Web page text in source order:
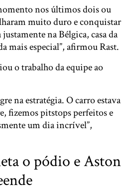
nos últimos dois ou
muito duro e conquistar
na Bélgica, casa da
mais especial”, afirmou Rast.
o trabalho da equipe ao
na estratégia. O carro estava
fizemos pitstops perfeitos e
um dia incrível”,
o pódio e Aston